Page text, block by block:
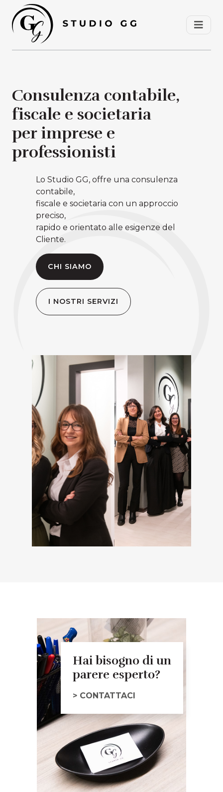
Consulenza contabile,
fiscale e societaria
per imprese e
professionisti
Lo Studio GG, offre una consulenza
contabile,
fiscale e societaria con un approccio
preciso,
rapido e orientato alle esigenze del
Cliente.
CHI SIAMO
I NOSTRI SERVIZI
Hai bisogno di un
parere esperto?
> CONTATTACI